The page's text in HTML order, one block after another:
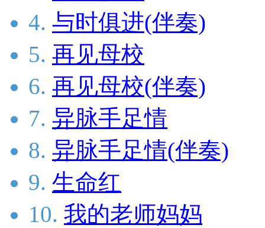
4. 与时俱进(伴奏)
5. 再见母校
6. 再见母校(伴奏)
7. 异脉手足情
8. 异脉手足情(伴奏)
9. 生命红
10. 我的老师妈妈